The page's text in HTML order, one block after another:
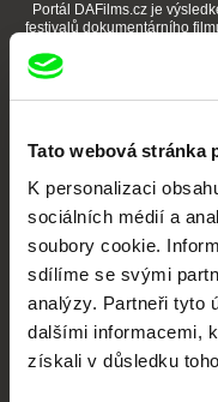
Tato webová stránka
K personalizaci
sociálních médií a
soubory cookie.
sdílíme se svými
analýzy. Partneři tyto
dalšími informacemi,
získali v důsledku
Portál DAFilms.cz je
festivalů dokumentárního
CPH:DOX Doclisboa